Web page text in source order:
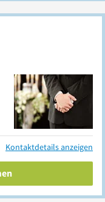
Kontaktdetails anzeigen